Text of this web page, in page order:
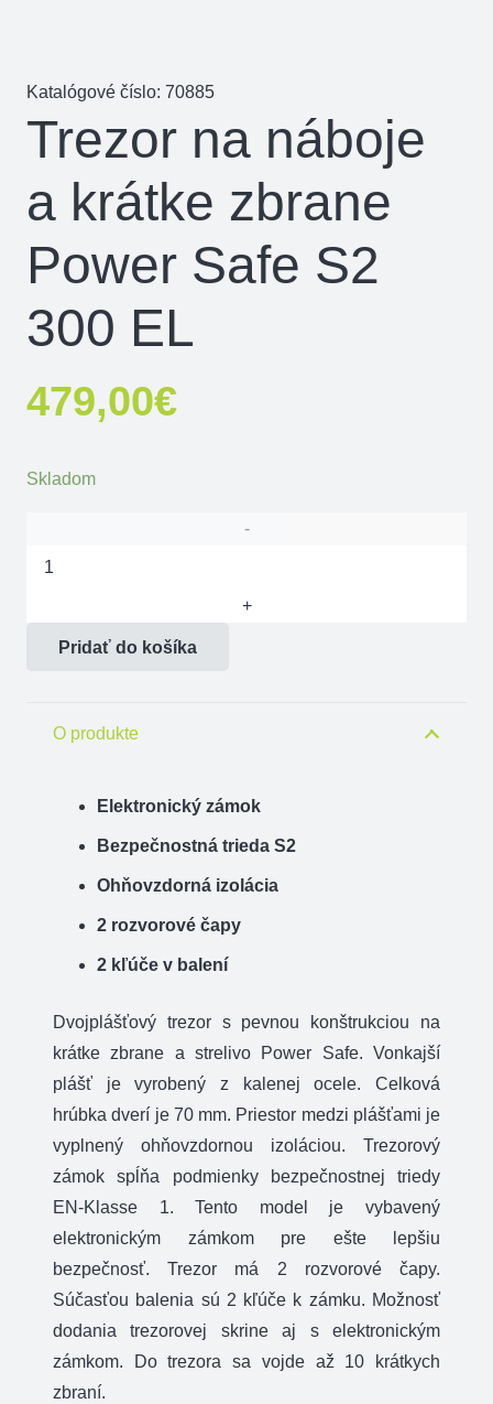
Katalógové číslo: 70885
Trezor na náboje
a krátke zbrane
Power Safe S2
300 EL
479,00€
Skladom
množstvo
na
náboje
zbrane
Pridať do košíka
O produkte
Elektronický zámok
Bezpečnostná trieda S2
Ohňovzdorná izolácia
2 rozvorové čapy
2 kľúče v balení
Dvojplášťový trezor s pevnou konštrukciou na
krátke zbrane a strelivo Power Safe. Vonkajší
plášť je vyrobený z kalenej ocele. Celková
hrúbka dverí je 70 mm. Priestor medzi plášťami je
vyplnený ohňovzdornou izoláciou. Trezorový
zámok spĺňa podmienky bezpečnostnej triedy
EN-Klasse 1. Tento model je vybavený
elektronickým zámkom pre ešte lepšiu
bezpečnosť. Trezor má 2 rozvorové čapy.
Súčasťou balenia sú 2 kľúče k zámku. Možnosť
dodania trezorovej skrine aj s elektronickým
zámkom. Do trezora sa vojde až 10 krátkych
zbraní.